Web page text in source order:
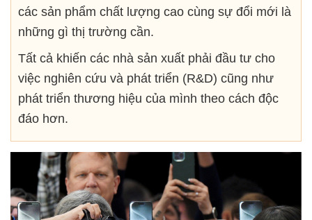
các sản phẩm chất lượng cao cùng sự đổi mới là
những gì thị trường cần.
Tất cả khiến các nhà sản xuất phải đầu tư cho
việc nghiên cứu và phát triển (R&D) cũng như
phát triển thương hiệu của mình theo cách độc
đáo hơn.